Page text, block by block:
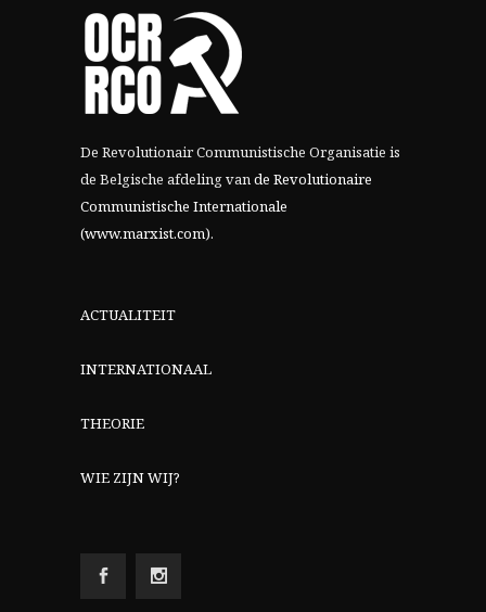
De Revolutionair Communistische Organisatie is
de Belgische afdeling vande Revolutionaire
Communistische Internationale
(www.marxist.com).
ACTUALITEIT
INTERNATIONAAL
THEORIE
WIE ZIJN WIJ?